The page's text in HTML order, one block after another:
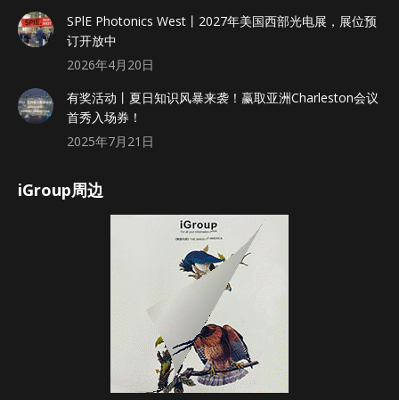
SPlE Photonics West丨2027年美国西部光电展，展位预
订开放中
2026年4月20日
有奖活动丨夏日知识风暴来袭！赢取亚洲Charleston会议
首秀入场券！
2025年7月21日
iGroup周边